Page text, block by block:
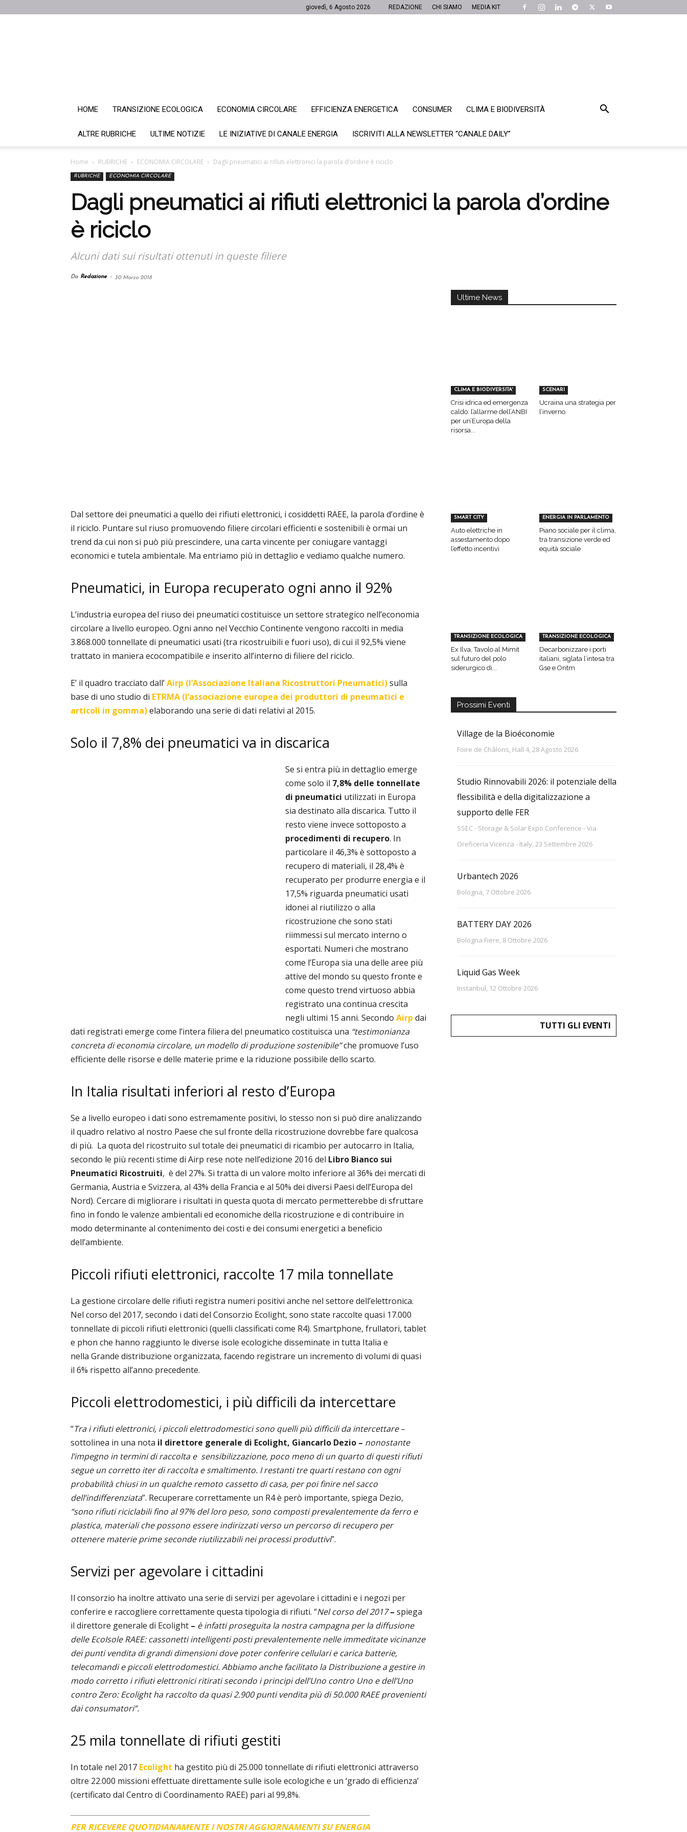
giovedì, 6 Agosto 2026 REDAZIONE CHI SIAMO MEDIA KIT
HOME TRANSIZIONE ECOLOGICA ECONOMIA CIRCOLARE EFFICIENZA ENERGETICA CONSUMER CLIMA E BIODIVERSITÀ
ALTRE RUBRICHE ULTIME NOTIZIE LE INIZIATIVE DI CANALE ENERGIA ISCRIVITI ALLA NEWSLETTER “CANALE DAILY”
Home RUBRICHE ECONOMIA CIRCOLARE Dagli pneumatici ai rifiuti elettronici la parola d’ordine è riciclo
RUBRICHE ECONOMIA CIRCOLARE
Dagli pneumatici ai rifiuti elettronici la parola d’ordine
è riciclo
Alcuni dati sui risultati ottenuti in queste filiere
Da Redazione - 30 Marzo 2018
Dal settore dei pneumatici a quello dei rifiuti elettronici, i cosiddetti RAEE, la parola d’ordine è
il riciclo. Puntare sul riuso promuovendo filiere circolari efficienti e sostenibili è ormai un
trend da cui non si può più prescindere, una carta vincente per coniugare vantaggi
economici e tutela ambientale. Ma entriamo più in dettaglio e vediamo qualche numero.
Pneumatici, in Europa recuperato ogni anno il 92%
L’industria europea del riuso dei pneumatici costituisce un settore strategico nell’economia
circolare a livello europeo. Ogni anno nel Vecchio Continente vengono raccolti in media
3.868.000 tonnellate di pneumatici usati (tra ricostruibili e fuori uso), di cui il 92,5% viene
trattato in maniera ecocompatibile e inserito all’interno di filiere del riciclo.
E’ il quadro tracciato dall’Airp (l’Associazione Italiana Ricostruttori Pneumatici)sulla
base di uno studio di ETRMA (l’associazione europea dei produttori di pneumatici e
articoli in gomma)elaborando una serie di dati relativi al 2015.
Solo il 7,8% dei pneumatici va in discarica
Se si entra più in dettaglio emerge
come solo il 7,8% delle tonnellate
di pneumatici utilizzati in Europa
sia destinato alla discarica. Tutto il
resto viene invece sottoposto a
procedimenti di recupero. In
particolare il 46,3% è sottoposto a
recupero di materiali, il 28,4% è
recuperato per produrre energia e il
17,5% riguarda pneumatici usati
idonei al riutilizzo o alla
ricostruzione che sono stati
riimmessi sul mercato interno o
esportati. Numeri che mostrano
come l’Europa sia una delle aree più
attive del mondo su questo fronte e
come questo trend virtuoso abbia
registrato una continua crescita
negli ultimi 15 anni. Secondo Airp dai
dati registrati emerge come l’intera filiera del pneumatico costituisca una “testimonianza
concreta di economia circolare, un modello di produzione sostenibile”che promuove l’uso
efficiente delle risorse e delle materie prime e la riduzione possibile dello scarto.
In Italia risultati inferiori al resto d’Europa
Se a livello europeo i dati sono estremamente positivi, lo stesso non si può dire analizzando
il quadro relativo al nostro Paese che sul fronte della ricostruzione dovrebbe fare qualcosa
di più. La quota del ricostruito sul totale dei pneumatici di ricambio per autocarro in Italia,
secondo le più recenti stime di Airp rese note nell’edizione 2016 del Libro Bianco sui
Pneumatici Ricostruiti, è del 27%. Si tratta di un valore molto inferiore al 36% dei mercati di
Germania, Austria e Svizzera, al 43% della Francia e al 50% dei diversi Paesi dell’Europa del
Nord). Cercare di migliorare i risultati in questa quota di mercato permetterebbe di sfruttare
fino in fondo le valenze ambientali ed economiche della ricostruzione e di contribuire in
modo determinante al contenimento dei costi e dei consumi energetici a beneficio
dell’ambiente.
Piccoli rifiuti elettronici, raccolte 17 mila tonnellate
La gestione circolare delle rifiuti registra numeri positivi anche nel settore dell’elettronica.
Nel corso del 2017, secondo i dati del Consorzio Ecolight, sono state raccolte quasi 17.000
tonnellate di piccoli rifiuti elettronici (quelli classificati come R4). Smartphone, frullatori, tablet
e phon che hanno raggiunto le diverse isole ecologiche disseminate in tutta Italia e
nella Grande distribuzione organizzata, facendo registrare un incremento di volumi di quasi
il 6% rispetto all’anno precedente.
Piccoli elettrodomestici, i più difficili da intercettare
“Tra i rifiuti elettronici, i piccoli elettrodomestici sono quelli più difficili da intercettare–
sottolinea in una nota il direttore generale di Ecolight, Giancarlo Dezio – nonostante
l’impegno in termini di raccolta e sensibilizzazione, poco meno di un quarto di questi rifiuti
segue un corretto iter di raccolta e smaltimento. I restanti tre quarti restano con ogni
probabilità chiusi in un qualche remoto cassetto di casa, per poi finire nel sacco
dell’indifferenziata”. Recuperare correttamente un R4 è però importante, spiega Dezio,
“sono rifiuti riciclabili fino al 97% del loro peso, sono composti prevalentemente da ferro e
plastica, materiali che possono essere indirizzati verso un percorso di recupero per
ottenere materie prime seconde riutilizzabili nei processi produttivi”.
Servizi per agevolare i cittadini
Il consorzio ha inoltre attivato una serie di servizi per agevolare i cittadini e i negozi per
conferire e raccogliere correttamente questa tipologia di rifiuti. “Nel corso del 2017– spiega
il direttore generale di Ecolight – è infatti proseguita la nostra campagna per la diffusione
delle EcoIsole RAEE: cassonetti intelligenti posti prevalentemente nelle immeditate vicinanze
dei punti vendita di grandi dimensioni dove poter conferire cellulari e carica batterie,
telecomandi e piccoli elettrodomestici. Abbiamo anche facilitato la Distribuzione a gestire in
modo corretto i rifiuti elettronici ritirati secondo i principi dell’Uno contro Uno e dell’Uno
contro Zero: Ecolight ha raccolto da quasi 2.900 punti vendita più di 50.000 RAEE provenienti
dai consumatori”.
25 mila tonnellate di rifiuti gestiti
In totale nel 2017 Ecolight ha gestito più di 25.000 tonnellate di rifiuti elettronici attraverso
oltre 22.000 missioni effettuate direttamente sulle isole ecologiche e un ‘grado di efficienza’
(certificato dal Centro di Coordinamento RAEE) pari al 99,8%.
PER RICEVERE QUOTIDIANAMENTE I NOSTRI AGGIORNAMENTI SU ENERGIA
Ultime News
CLIMA E BIODIVERSITA'
Crisi idrica ed emergenza
caldo: l’allarme dell’ANBI
per un’Europa della
risorsa...
SCENARI
Ucraina una strategia per
l’inverno
SMART CITY
Auto elettriche in
assestamento dopo
l’effetto incentivi
ENERGIA IN PARLAMENTO
Piano sociale per il clima,
tra transizione verde ed
equità sociale
TRANSIZIONE ECOLOGICA
Ex Ilva, Tavolo al Mimit
sul futuro del polo
siderurgico di...
TRANSIZIONE ECOLOGICA
Decarbonizzare i porti
italiani, siglata l’intesa tra
Gse e Ontm
Prossimi Eventi
Village de la Bioéconomie
Foire de Châlons, Hall 4, 28 Agosto 2026
Studio Rinnovabili 2026: il potenziale della
flessibilità e della digitalizzazione a
supporto delle FER
SSEC - Storage & Solar Expo Conference - Via
Oreficeria Vicenza - Italy, 23 Settembre 2026
Urbantech 2026
Bologna, 7 Ottobre 2026
BATTERY DAY 2026
Bologna Fiere, 8 Ottobre 2026
Liquid Gas Week
Instanbul, 12 Ottobre 2026
TUTTI GLI EVENTI